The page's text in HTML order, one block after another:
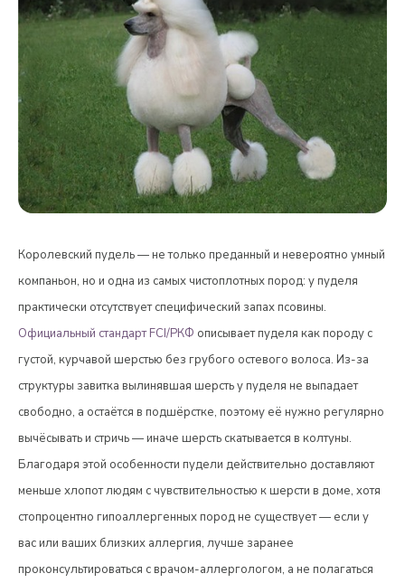
Королевский пудель — не только преданный и невероятно умный
компаньон, но и одна из самых чистоплотных пород: у пуделя
практически отсутствует специфический запах псовины.
Официальный стандарт FCI/РКФ описывает пуделя как породу с
густой, курчавой шерстью без грубого остевого волоса. Из-за
структуры завитка вылинявшая шерсть у пуделя не выпадает
свободно, а остаётся в подшёрстке, поэтому её нужно регулярно
вычёсывать и стричь — иначе шерсть скатывается в колтуны.
Благодаря этой особенности пудели действительно доставляют
меньше хлопот людям с чувствительностью к шерсти в доме, хотя
стопроцентно гипоаллергенных пород не существует — если у
вас или ваших близких аллергия, лучше заранее
проконсультироваться с врачом-аллергологом, а не полагаться